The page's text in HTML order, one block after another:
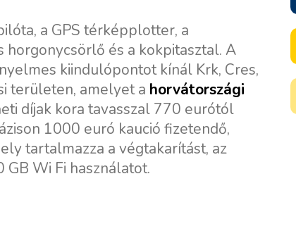
a GPS térképplotter, a
horgonycsörlő és a kokpitasztal. A
kiindulópontot kínál Krk, Cres,
területen, amelyet a horvátországi
díjak kora tavasszal 770 eurótól
1000 euró kaució fizetendő,
tartalmazza a végtakarítást, az
Wi Fi használatot.